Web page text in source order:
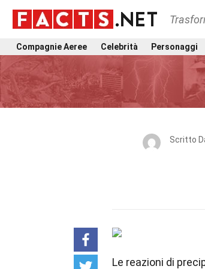
Compagnie Aeree Celebrità Personaggi
Scritto
Le reazioni di